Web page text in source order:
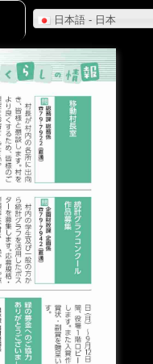
日本語 - 日本